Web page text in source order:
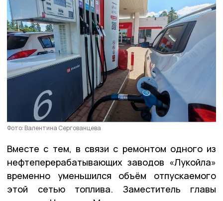
Фото: Валентина Сергованцева
Вместе с тем, в связи с ремонтом одного из
нефтеперерабатывающих заводов «Лукойла»
временно уменьшился объём отпускаемого
этой сетью топлива. Заместитель главы